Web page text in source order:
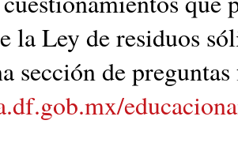
la Ley de residuos
sección de